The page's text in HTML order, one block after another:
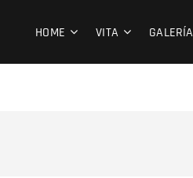
HOME VITA GALERÍA